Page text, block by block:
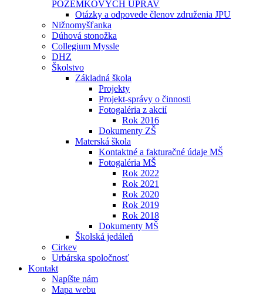
POZEMKOVÝCH ÚPRAV
Otázky a odpovede členov združenia JPU
Nižnomyšľanka
Dúhová stonožka
Collegium Myssle
DHZ
Školstvo
Základná škola
Projekty
Projekt-správy o činnosti
Fotogaléria z akcií
Rok 2016
Dokumenty ZŠ
Materská škola
Kontaktné a fakturačné údaje MŠ
Fotogaléria MŠ
Rok 2022
Rok 2021
Rok 2020
Rok 2019
Rok 2018
Dokumenty MŠ
Školská jedáleň
Cirkev
Urbárska spoločnosť
Kontakt
Napíšte nám
Mapa webu